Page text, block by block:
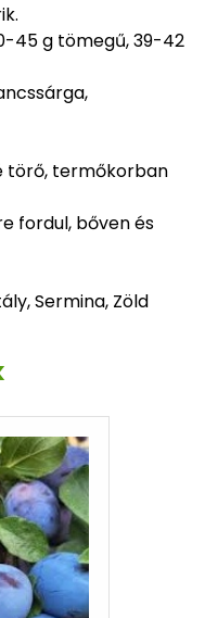
45 g tömegű, 39-42
törő, termőkorban
fordul, bőven és
Sermina, Zöld